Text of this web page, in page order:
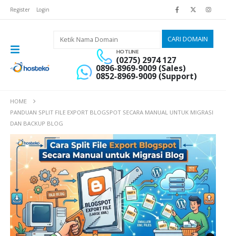
Register Login
HOTLINE
(0275) 2974 127
0896-8969-9009 (Sales)
0852-8969-9009 (Support)
HOME
PANDUAN SPLIT FILE EXPORT BLOGSPOT SECARA MANUAL UNTUK MIGRASI
DAN BACKUP BLOG